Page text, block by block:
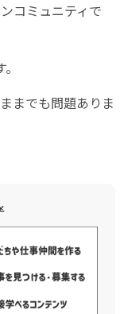
コミュニティで
までも問題ありま